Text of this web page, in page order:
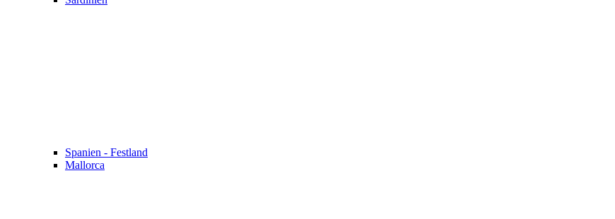
Spanien - Festland
Mallorca